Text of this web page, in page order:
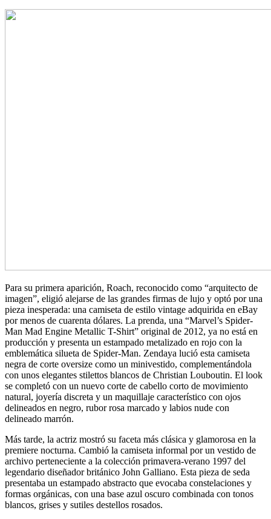
Para su primera aparición, Roach, reconocido como “arquitecto de
imagen”, eligió alejarse de las grandes firmas de lujo y optó por una
pieza inesperada: una camiseta de estilo vintage adquirida en eBay
por menos de cuarenta dólares. La prenda, una “Marvel’s Spider-
Man Mad Engine Metallic T-Shirt” original de 2012, ya no está en
producción y presenta un estampado metalizado en rojo con la
emblemática silueta de Spider-Man. Zendaya lució esta camiseta
negra de corte oversize como un minivestido, complementándola
con unos elegantes stilettos blancos de Christian Louboutin. El look
se completó con un nuevo corte de cabello corto de movimiento
natural, joyería discreta y un maquillaje característico con ojos
delineados en negro, rubor rosa marcado y labios nude con
delineado marrón.
Más tarde, la actriz mostró su faceta más clásica y glamorosa en la
premiere nocturna. Cambió la camiseta informal por un vestido de
archivo perteneciente a la colección primavera-verano 1997 del
legendario diseñador británico John Galliano. Esta pieza de seda
presentaba un estampado abstracto que evocaba constelaciones y
formas orgánicas, con una base azul oscuro combinada con tonos
blancos, grises y sutiles destellos rosados.